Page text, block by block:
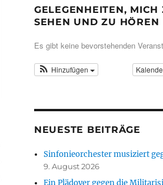
GELEGENHEITEN, MICH
SEHEN UND ZU HÖREN
Es gibt keine bevorstehenden
Hinzufügen
NEUESTE BEITRÄGE
Sinfonieorchester musiziert
9. August 2026
Ein Plädoyer gegen die